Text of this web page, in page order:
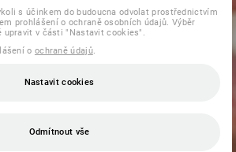
s účinkem do budoucna odvolat prostřednictvím
prohlášení o ochraně osobních údajů. Výběr
upravit v části "Nastavit cookies".
o ochraně údajů.
Nastavit cookies
Odmítnout vše